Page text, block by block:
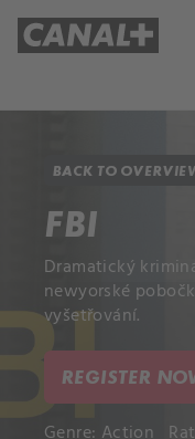
BACK TO
FBI
Dramatický
newyorské
vyšetřování.
REGISTER